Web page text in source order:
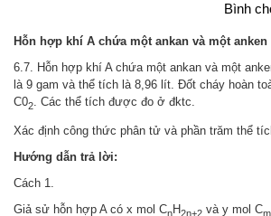
Bình
Hỗn hợp khí A chứa một ankan và một anken
6.7. Hỗn hợp khí A chứa một ankan và một
là 9 gam và thể tích là 8,96 lít. Đốt cháy hoàn
C02. Các thể tích được đo ở đktc.
Xác định công thức phân tử và phần trăm thể
Hướng dẫn trả lời:
Cách 1.
Giả sử hỗn hợp A có x mol CnH2n+2 và y mol Cm